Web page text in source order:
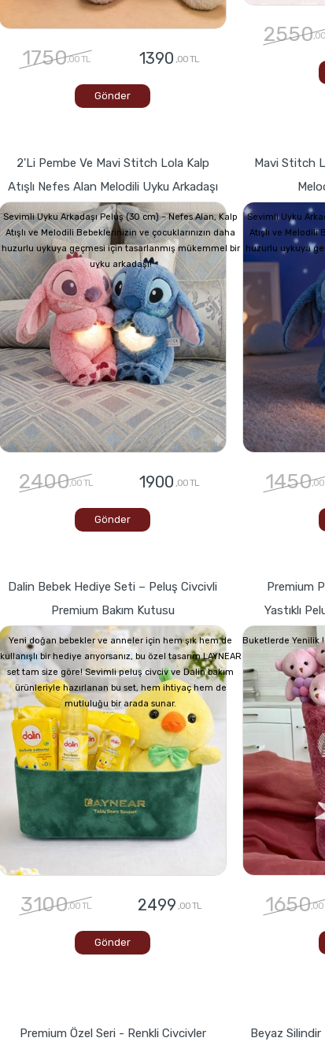
1750,00 TL 1390 ,00 TL
Gönder
2550,00
2'li Pembe Ve Mavi Stitch Lola Kalp
Atışlı Nefes Alan Melodili Uyku Arkadaşı
Sevimli Uyku Arkadaşı Peluş (30 cm) – Nefes Alan, Kalp
Atışlı ve Melodili Bebeklerinizin ve çocuklarınızın daha
huzurlu uykuya geçmesi için tasarlanmış mükemmel bir
uyku arkadaşı!
2400,00 TL 1900 ,00 TL
Gönder
Mavi Stitch
Sevimli Uyku
Atışlı ve Melodili
huzurlu uykuya
1450,00
Dalin Bebek Hediye Seti – Peluş Civcivli
Premium Bakım Kutusu
Yeni doğan bebekler ve anneler için hem şık hem de
kullanışlı bir hediye arıyorsanız, bu özel tasarım LAYNEAR
set tam size göre! Sevimli peluş civciv ve Dalin bakım
ürünleriyle hazırlanan bu set, hem ihtiyaç hem de
mutluluğu bir arada sunar.
3100,00 TL 2499 ,00 TL
Gönder
Premium
Yastıklı
Buketlerde Yenilik
1650,00
Premium Özel Seri - Renkli Civcivler
Beyaz Silindir